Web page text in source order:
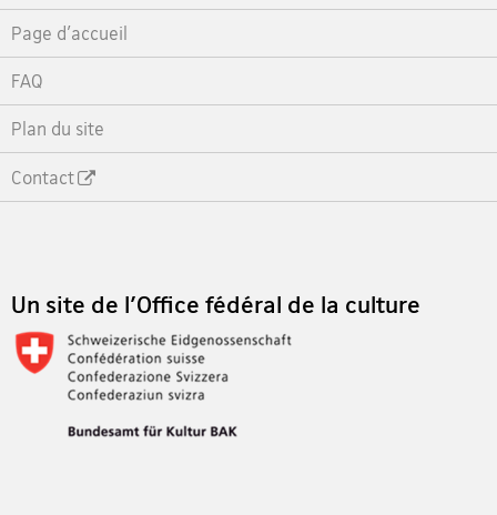
Page d'accueil
FAQ
Plan du site
Contact
Un site de l'Office fédéral de la culture